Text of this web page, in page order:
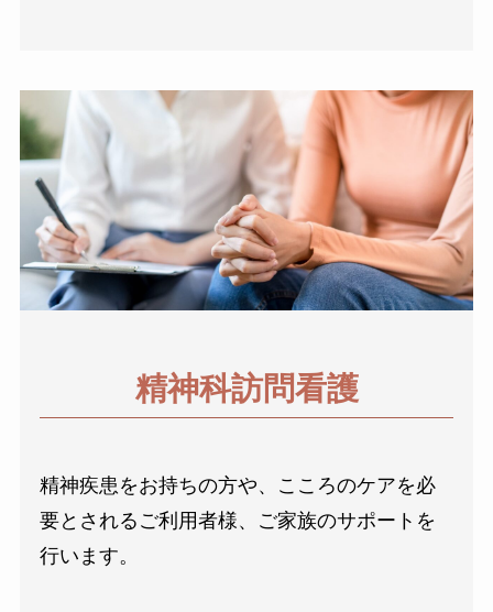
精神科訪問看護
精神疾患をお持ちの方や、こころのケアを必
要とされるご利用者様、ご家族のサポートを
行います。